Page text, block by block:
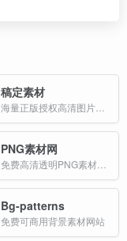
稿定素材
PNG素材网
Bg-patterns
免费可商用背景素材网站